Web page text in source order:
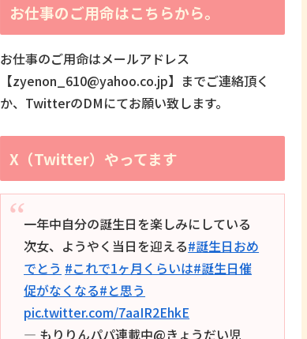
お仕事のご用命はこちらから。
お仕事のご用命はメールアドレス
【zyenon_610@yahoo.co.jp】までご連絡頂く
か、TwitterのDMにてお願い致します。
X（Twitter）やってます
一年中自分の誕生日を楽しみにしている
次女、ようやく当日を迎える#誕生日おめ
でとう #これで1ヶ月くらいは#誕生日催
促がなくなる#と思う
pic.twitter.com/7aaIR2EhkE
— もりりんパパ連載中@きょうだい児